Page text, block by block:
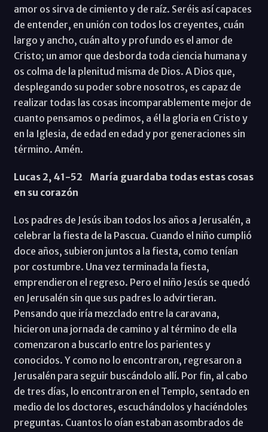
amor os sirva de cimiento y de raíz. Seréis así capaces
de entender, en unión con todos los creyentes, cuán
largo y ancho, cuán alto y profundo es el amor de
Cristo; un amor que desborda toda ciencia humana y
os colma de la plenitud misma de Dios. A Dios que,
desplegando su poder sobre nosotros, es capaz de
realizar todas las cosas incomparablemente mejor de
cuanto pensamos o pedimos, a él la gloria en Cristo y
en la Iglesia, de edad en edad y por generaciones sin
término. Amén.
Lucas 2, 41-52 María guardaba todas estas cosas
en su corazón
Los padres de Jesús iban todos los años a Jerusalén, a
celebrar la fiesta de la Pascua. Cuando el niño cumplió
doce años, subieron juntos a la fiesta, como tenían
por costumbre. Una vez terminada la fiesta,
emprendieron el regreso. Pero el niño Jesús se quedó
en Jerusalén sin que sus padres lo advirtieran.
Pensando que iría mezclado entre la caravana,
hicieron una jornada de camino y al término de ella
comenzaron a buscarlo entre los parientes y
conocidos. Y como no lo encontraron, regresaron a
Jerusalén para seguir buscándolo allí. Por fin, al cabo
de tres días, lo encontraron en el Templo, sentado en
medio de los doctores, escuchándolos y haciéndoles
preguntas. Cuantos lo oían estaban asombrados de